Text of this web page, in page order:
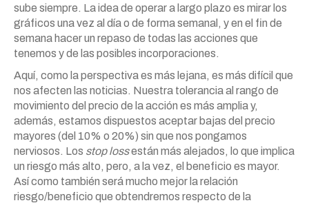
sube siempre. La idea de operar a largo plazo es mirar los
gráficos una vez al día o de forma semanal, y en el fin de
semana hacer un repaso de todas las acciones que
tenemos y de las posibles incorporaciones.
Aquí, como la perspectiva es más lejana, es más difícil que
nos afecten las noticias. Nuestra tolerancia al rango de
movimiento del precio de la acción es más amplia y,
además, estamos dispuestos aceptar bajas del precio
mayores (del 10% o 20%) sin que nos pongamos
nerviosos. Los stop lossestán más alejados, lo que implica
un riesgo más alto, pero, a la vez, el beneficio es mayor.
Así como también será mucho mejor la relación
riesgo/beneficio que obtendremos respecto de la